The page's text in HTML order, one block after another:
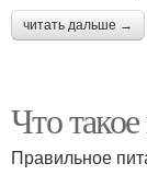
читать дальше →
Что
Правильное